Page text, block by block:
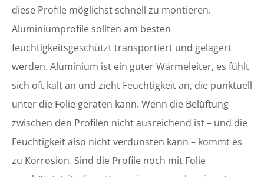
diese Profile möglichst schnell zu montieren.
Aluminiumprofile sollten am besten
feuchtigkeitsgeschützt transportiert und gelagert
werden. Aluminium ist ein guter Wärmeleiter, es fühlt
sich oft kalt an und zieht Feuchtigkeit an, die punktuell
unter die Folie geraten kann. Wenn die Belüftung
zwischen den Profilen nicht ausreichend ist – und die
Feuchtigkeit also nicht verdunsten kann – kommt es
zu Korrosion. Sind die Profile noch mit Folie